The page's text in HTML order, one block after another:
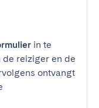
in te
de reiziger en de
ontvangt